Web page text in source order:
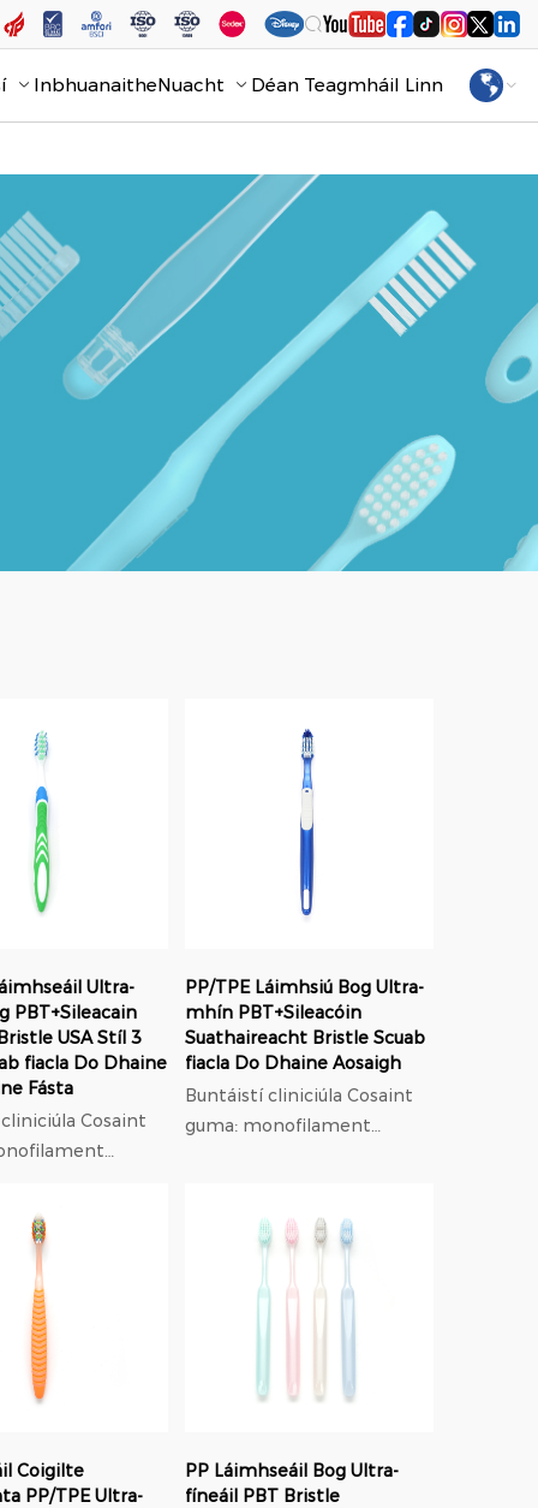
InbhuanaitheNuacht Déan Teagmháil Linn
Ultra-
PBT+Sileacain
USA Stíl 3
fiacla Do Dhaine
Fásta
Cosaint
leaisteach,
lú brú ar gumaí ná
f...
PP/TPE Láimhsiú Bog Ultra-
mhín PBT+Sileacóin
Suathaireacht Bristle Scuab
fiacla Do Dhaine Aosaigh
Buntáistí cliniciúla Cosaint
guma: monofilament
37% níos lú brú ar gumaí ná
Coigilte
PP/TPE Ultra-
PP Láimhseáil Bog Ultra-
fíneáil PBT Bristle